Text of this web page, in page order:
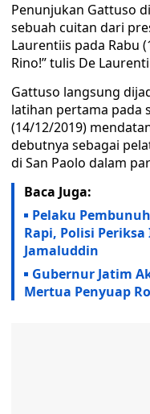
Penunjukan Gattuso
sebuah cuitan dari
Laurentiis pada Rabu
Rino!” tulis De
Gattuso langsung
latihan pertama pada
(14/12/2019)
debutnya sebagai
di San Paolo dalam
Baca Juga:
Pelaku
Rapi, Polisi
Jamaluddin
Gubernur Jatim
Mertua Penyuap